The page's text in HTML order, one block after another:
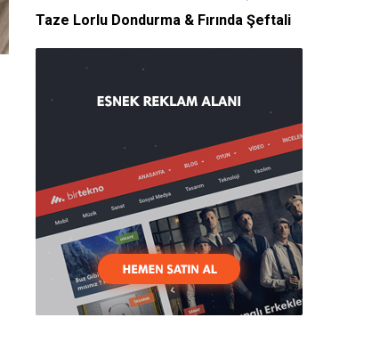
Taze Lorlu Dondurma & Fırında Şeftali